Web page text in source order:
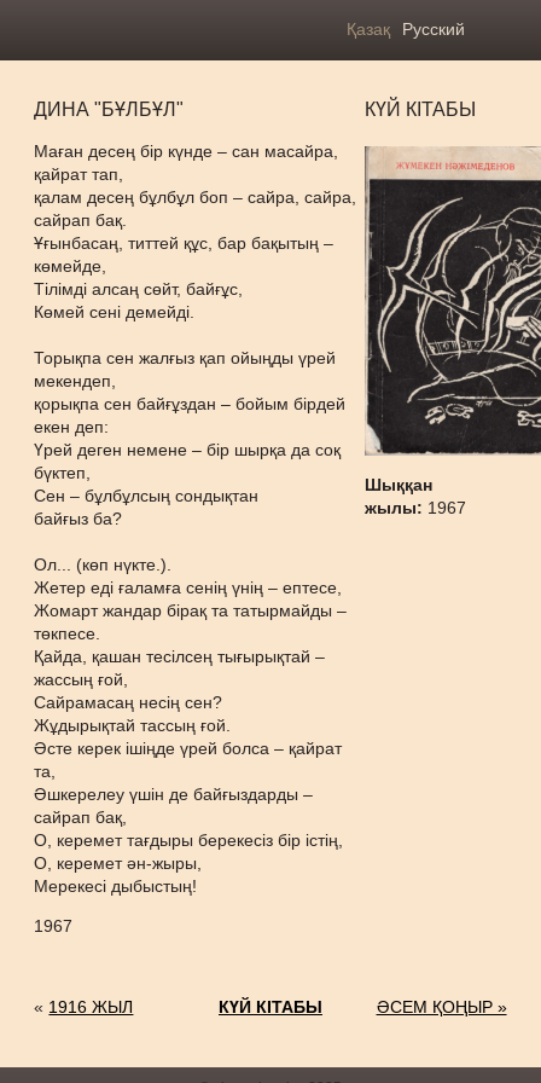
Қазақ Русский
ДИНА "БҰЛБҰЛ"
Маған десең бір күнде – сан масайра,
қайрат тап,
қалам десең бұлбұл боп – сайра, сайра,
сайрап бақ.
Ұғынбасаң, титтей құс, бар бақытың –
көмейде,
Тілімді алсаң сөйт, байғұс,
Көмей сені демейді.
Торықпа сен жалғыз қап ойыңды үрей
мекендеп,
қорықпа сен байғұздан – бойым бірдей
екен деп:
Үрей деген немене – бір шырқа да соқ
бүктеп,
Сен – бұлбұлсың сондықтан
байғыз ба?
Ол... (көп нүкте.).
Жетер еді ғаламға сенің үнің – ептесе,
Жомарт жандар бірақ та татырмайды –
төкпесе.
Қайда, қашан тесілсең тығырықтай –
жассың ғой,
Сайрамасаң несің сен?
Жұдырықтай тассың ғой.
Әсте керек ішіңде үрей болса – қайрат
та,
Әшкерелеу үшін де байғыздарды –
сайрап бақ,
О, керемет тағдыры берекесіз бір істің,
О, керемет ән-жыры,
Мерекесі дыбыстың!
1967
КҮЙ КІТАБЫ
Шыққан
жылы: 1967
« 1916 ЖЫЛ КҮЙ КІТАБЫ ӘСЕМ ҚОҢЫР »